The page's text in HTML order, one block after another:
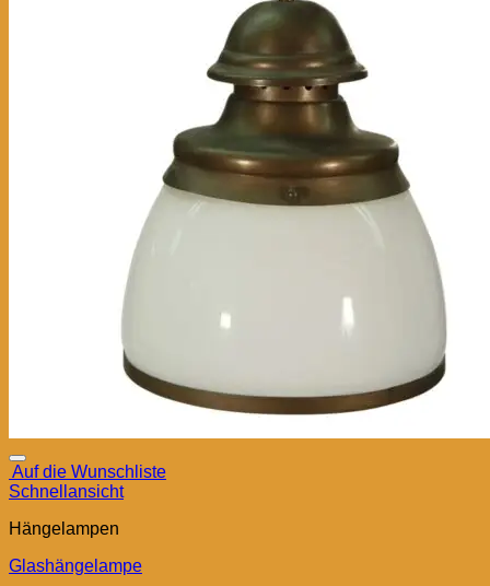
Auf die Wunschliste
Schnellansicht
Hängelampen
Glashängelampe